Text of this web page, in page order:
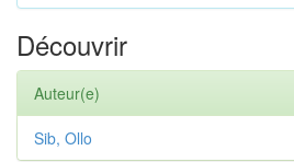
Découvrir
Auteur(e)
Sib, Ollo